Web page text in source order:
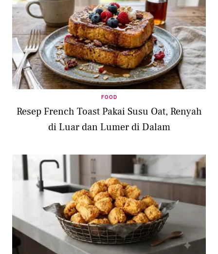
FOOD
Resep French Toast Pakai Susu Oat, Renyah
di Luar dan Lumer di Dalam